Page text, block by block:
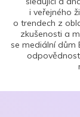
i veřejného
o trendech z
zkušenosti a
se mediální dům